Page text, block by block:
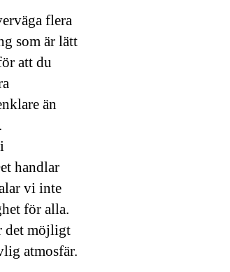
flera
som är lätt
att du
än
handlar
vi inte
för alla.
det möjligt
atmosfär.